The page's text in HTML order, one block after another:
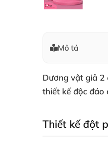
Mô tả
Dương vật giả 2
thiết kế độc đáo
Thiết kế đột